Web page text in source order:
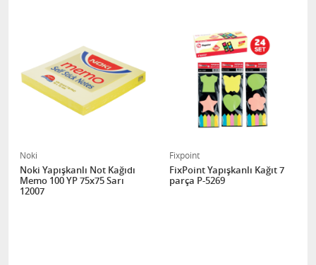
Noki
Noki Yapışkanlı Not Kağıdı
Memo 100 YP 75x75 Sarı
12007
Fixpoint
FixPoint Yapışkanlı Kağıt 7
parça P-5269